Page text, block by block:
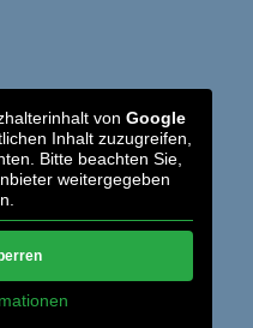
vonGoogle
Inhalt zuzugreifen,
Bitte beachten Sie,
weitergegeben